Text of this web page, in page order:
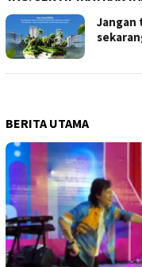
Jangan
BERITA UTAMA